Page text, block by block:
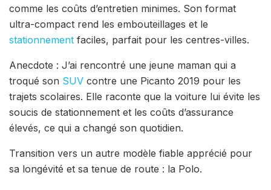
comme les coûts d’entretien minimes. Son format
ultra-compact rend les embouteillages et le
stationnement faciles, parfait pour les centres-villes.
Anecdote : J’ai rencontré une jeune maman qui a
troqué son SUV contre une Picanto 2019 pour les
trajets scolaires. Elle raconte que la voiture lui évite les
soucis de stationnement et les coûts d’assurance
élevés, ce qui a changé son quotidien.
Transition vers un autre modèle fiable apprécié pour
sa longévité et sa tenue de route : la Polo.